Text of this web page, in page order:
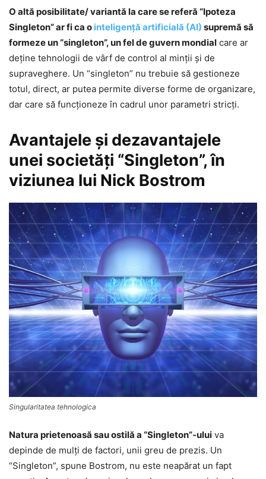
O altă posibilitate/ variantă la care se referă “Ipoteza
Singleton” ar fi ca o inteligenţă artificială (AI) supremă să
formeze un “singleton”, un fel de guvern mondial care ar
deţine tehnologii de vârf de control al minţii şi de
supraveghere. Un “singleton” nu trebuie să gestioneze
totul, direct, ar putea permite diverse forme de organizare,
dar care să funcţioneze în cadrul unor parametri stricţi.
Avantajele şi dezavantajele
unei societăţi “Singleton”, în
viziunea lui Nick Bostrom
Singularitatea tehnologica
Natura prietenoasă sau ostilă a “Singleton”-ului va
depinde de mulţi de factori, unii greu de prezis. Un
“Singleton”, spune Bostrom, nu este neapărat un fapt